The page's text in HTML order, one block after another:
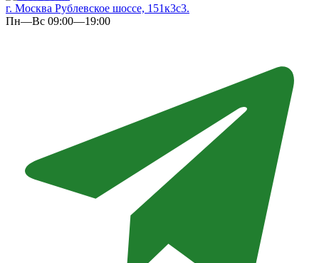
г. Москва Рублевское шоссе, 151к3с3.
Пн—Вс 09:00—19:00